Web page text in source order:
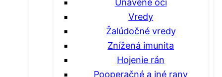
Unavené oči
Vredy
Žalúdočné vredy
Znížená imunita
Hojenie rán
Pooperačné a iné rany